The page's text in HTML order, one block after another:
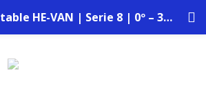
Boquilla Ajustable HE-VAN | Serie 8 | 0º – 360º